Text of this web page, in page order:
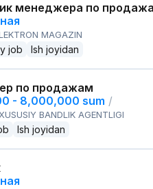
менеджера по
MAGAZIN
job Ish joyidan
по продажам
- 8,000,000 sum /
BANDLIK AGENTLIGI
Ish joyidan